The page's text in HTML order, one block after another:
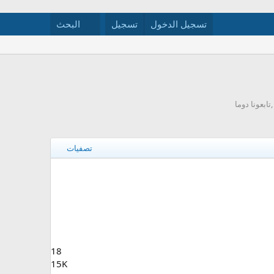
تسجيل الدخول تسجيل البحث
دوما
تصفيات
18
15K